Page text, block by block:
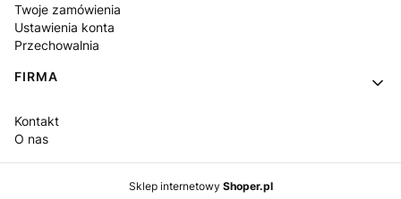
Twoje zamówienia
Ustawienia konta
Przechowalnia
FIRMA
Kontakt
O nas
Sklep internetowy Shoper.pl